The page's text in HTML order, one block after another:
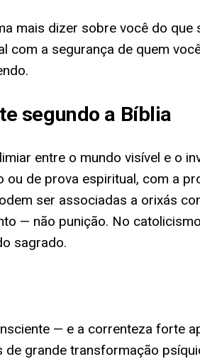
mais dizer sobre você do
a segurança de quem
segundo a Bíblia
entre o mundo visível e o
de prova espiritual, com a
ser associadas a orixás
— não punição. No
sagrado.
— e a correnteza forte
grande transformação